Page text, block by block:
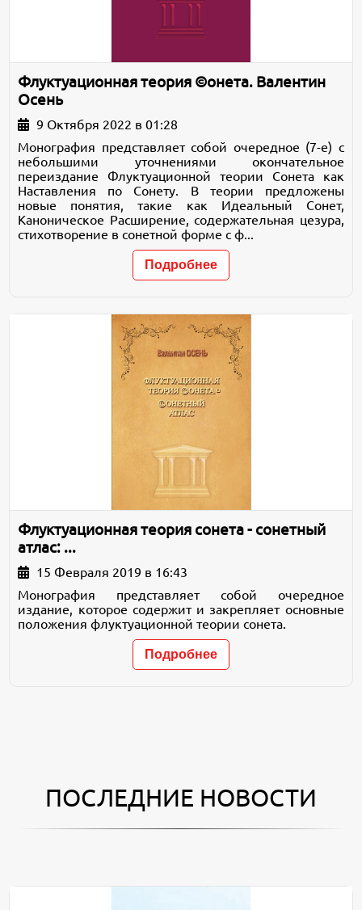
Флуктуационная теория ©онета. Валентин
Осень
9 Октября 2022 в 01:28
Монография представляет собой очередное (7-е) с
небольшими уточнениями окончательное
переиздание Флуктуационной теории Сонета как
Наставления по Сонету. В теории предложены
новые понятия, такие как Идеальный Сонет,
Каноническое Расширение, содержательная цезура,
стихотворение в сонетной форме с ф...
Подробнее
Флуктуационная теория сонета - сонетный
атлас: ...
15 Февраля 2019 в 16:43
Монография представляет собой очередное
издание, которое содержит и закрепляет основные
положения флуктуационной теории сонета.
Подробнее
ПОСЛЕДНИЕ НОВОСТИ